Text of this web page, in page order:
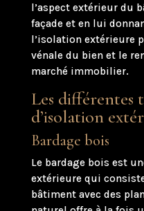
l’aspect extérieur du
façade et en lui
l’isolation extérieure
vénale du bien et le
marché immobilier.
Les différentes
d’isolation
Bardage bois
Le bardage bois est
extérieure qui
bâtiment avec des